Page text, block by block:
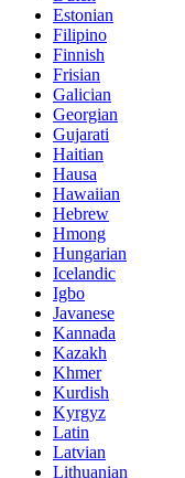
Estonian
Filipino
Finnish
Frisian
Galician
Georgian
Gujarati
Haitian
Hausa
Hawaiian
Hebrew
Hmong
Hungarian
Icelandic
Igbo
Javanese
Kannada
Kazakh
Khmer
Kurdish
Kyrgyz
Latin
Latvian
Lithuanian